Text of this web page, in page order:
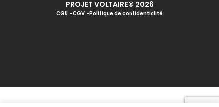
PROJET VOLTAIRE© 2026
CGU CGV Politique de confidentialité